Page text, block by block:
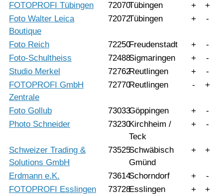
FOTOPROFI Tübingen
72070Tübingen +
+
Foto Walter Leica
Boutique
72072Tübingen + -
Foto Reich 72250Freudenstadt +
-
Foto-Schultheiss
72488Sigmaringen +
-
Studio Merkel
72762Reutlingen +
-
FOTOPROFI GmbH
Zentrale
72770Reutlingen - +
Foto Gollub 73033Göppingen +
-
Photo Schneider
73230Kirchheim /
Teck
+ -
Schweizer Trading &
Solutions GmbH
73525Schwäbisch
Gmünd
+ +
Erdmann e.K. 73614Schorndorf +
-
FOTOPROFI Esslingen
73728Esslingen +
+